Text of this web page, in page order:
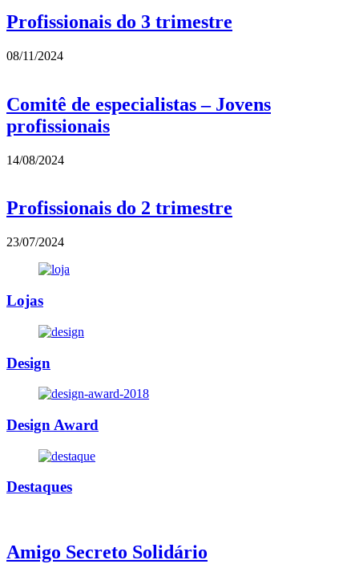
Profissionais do 3 trimestre
08/11/2024
Comitê de especialistas – Jovens
profissionais
14/08/2024
Profissionais do 2 trimestre
23/07/2024
Lojas
Design
Design Award
Destaques
Amigo Secreto Solidário